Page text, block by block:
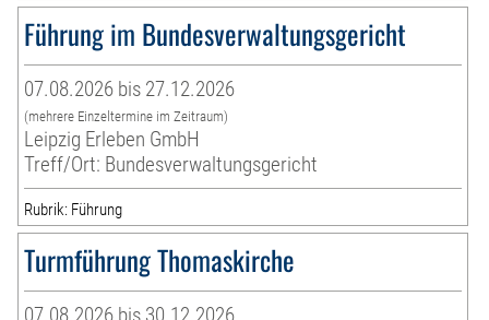
Führung im Bundesverwaltungsgericht
07.08.2026 bis 27.12.2026
(mehrere Einzeltermine im Zeitraum)
Leipzig Erleben GmbH
Treff/Ort: Bundesverwaltungsgericht
Rubrik: Führung
Turmführung Thomaskirche